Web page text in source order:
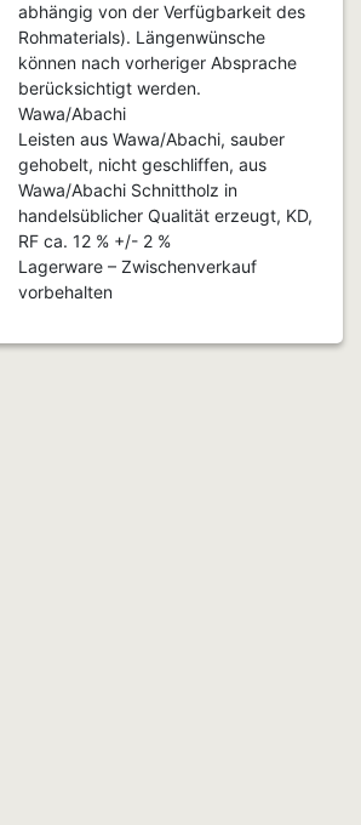
abhängig von der Verfügbarkeit des
Rohmaterials). Längenwünsche
können nach vorheriger Absprache
berücksichtigt werden.
Wawa/Abachi
Leisten aus Wawa/Abachi, sauber
gehobelt, nicht geschliffen, aus
Wawa/Abachi Schnittholz in
handelsüblicher Qualität erzeugt, KD,
RF ca. 12 % +/- 2 %
Lagerware – Zwischenverkauf
vorbehalten